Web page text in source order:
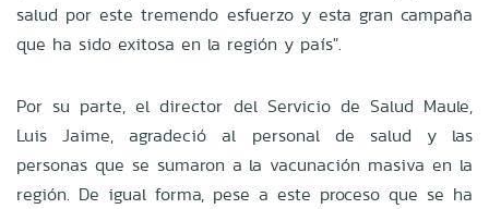
salud por este tremendo esfuerzo y esta gran campaña
que ha sido exitosa en la región y país".
Por su parte, el director del Servicio de Salud Maule,
Luis Jaime, agradeció al personal de salud y las
personas que se sumaron a la vacunación masiva en la
región. De igual forma, pese a este proceso que se ha